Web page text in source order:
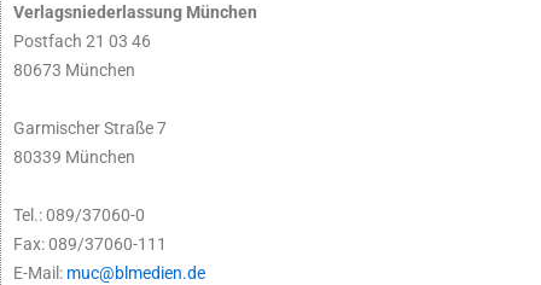
Verlagsniederlassung München
Postfach 21 03 46
80673 München
Garmischer Straße 7
80339 München
Tel.: 089/37060-0
Fax: 089/37060-111
E-Mail: muc@blmedien.de